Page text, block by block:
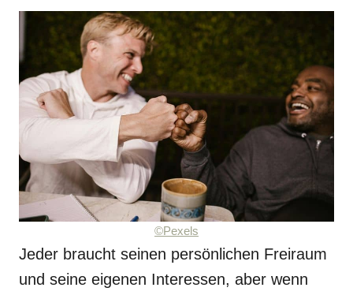
©Pexels
Jeder braucht seinen persönlichen Freiraum
und seine eigenen Interessen, aber wenn